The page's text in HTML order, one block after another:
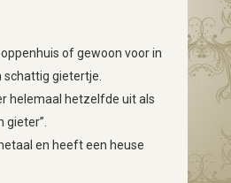
of gewoon voor in
schattig gietertje.
helemaal hetzelfde uit als
gieter”.
en heeft een heuse